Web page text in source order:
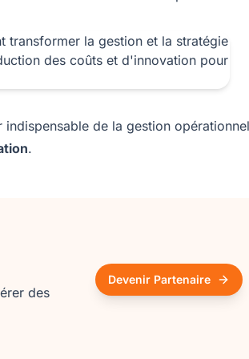
indispensable de la gestion
.
des
Devenir Partenaire